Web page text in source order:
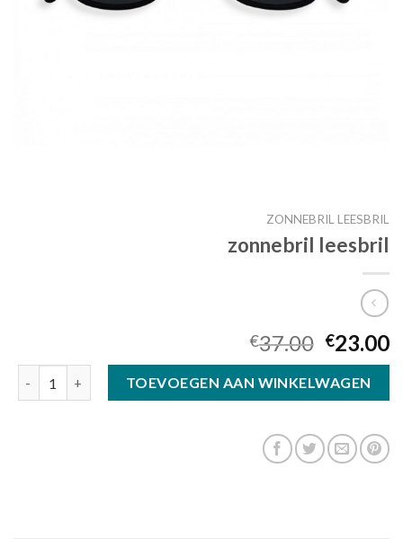
ZONNEBRIL LEESBRIL
zonnebril leesbril
€37.00 €23.00
TOEVOEGEN AAN WINKELWAGEN